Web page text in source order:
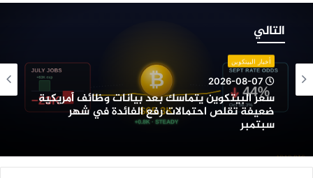
التاليالبيتكوين
بيانات
وظائف
أمريكية
رفع
الفائدة
أخبار البيتكوين
2026-08-07
سعر البيتكوين يتماسك بعد بيانات وظائف أمريكية
ضعيفة تقلص احتمالات رفع الفائدة في شهر
سبتمبر